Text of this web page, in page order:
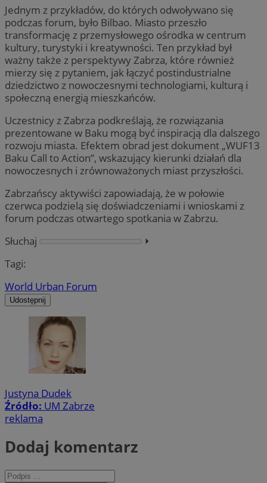
Jednym z przykładów, do których odwoływano się
podczas forum, było Bilbao. Miasto przeszło
transformację z przemysłowego ośrodka w centrum
kultury, turystyki i kreatywności. Ten przykład był
ważny także z perspektywy Zabrza, które również
mierzy się z pytaniem, jak łączyć postindustrialne
dziedzictwo z nowoczesnymi technologiami, kulturą i
społeczną energią mieszkańców.
Uczestnicy z Zabrza podkreślają, że rozwiązania
prezentowane w Baku mogą być inspiracją dla dalszego
rozwoju miasta. Efektem obrad jest dokument „WUF13
Baku Call to Action”, wskazujący kierunki działań dla
nowoczesnych i zrównoważonych miast przyszłości.
Zabrzańscy aktywiści zapowiadają, że w połowie
czerwca podzielą się doświadczeniami i wnioskami z
forum podczas otwartego spotkania w Zabrzu.
Słuchaj
⏵︎
Tagi:
World Urban Forum
Udostępnij
Justyna Dudek
Źródło: UM Zabrze
reklama
Dodaj komentarz